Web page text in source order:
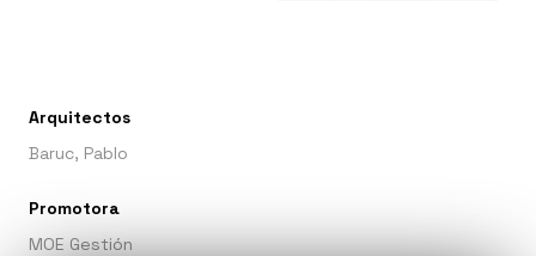
Arquitectos
Baruc, Pablo
Promotora
MOE Gestión